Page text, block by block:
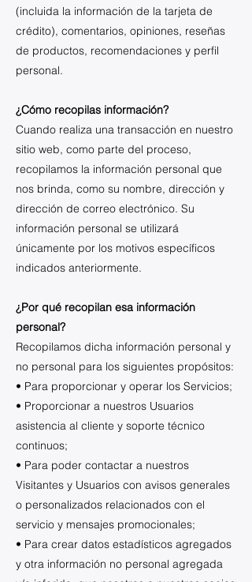
(incluida la información de la tarjeta de
crédito), comentarios, opiniones, reseñas
de productos, recomendaciones y perfil
personal.
¿Cómo recopilas información?
Cuando realiza una transacción en nuestro
sitio web, como parte del proceso,
recopilamos la información personal que
nos brinda, como su nombre, dirección y
dirección de correo electrónico. Su
información personal se utilizará
únicamente por los motivos específicos
indicados anteriormente.
¿Por qué recopilan esa información
personal?
Recopilamos dicha información personal y
no personal para los siguientes propósitos:
• Para proporcionar y operar los Servicios;
• Proporcionar a nuestros Usuarios
asistencia al cliente y soporte técnico
continuos;
• Para poder contactar a nuestros
Visitantes y Usuarios con avisos generales
o personalizados relacionados con el
servicio y mensajes promocionales;
• Para crear datos estadísticos agregados
y otra información no personal agregada